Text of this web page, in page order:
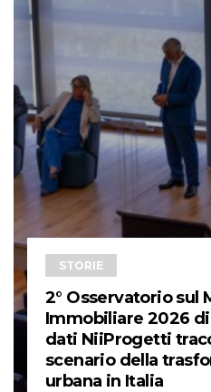
STORIE
2° Osservatorio sul
Immobiliare 2026
dati NiiProgetti
scenario della
urbana in Italia